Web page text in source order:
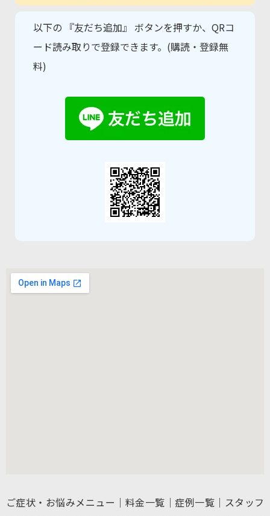
以下の 『友だち追加』 ボタンを押すか、QRコ
ード読み取りで登録できます。(購読・登録無
料)
ご症状・お悩みメニュー ｜ 料金一覧 ｜症例一覧 ｜ スタッフ